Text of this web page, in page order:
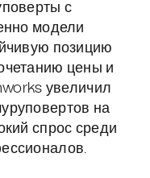
с
модели
позицию
цены и
увеличил
на
спрос среди